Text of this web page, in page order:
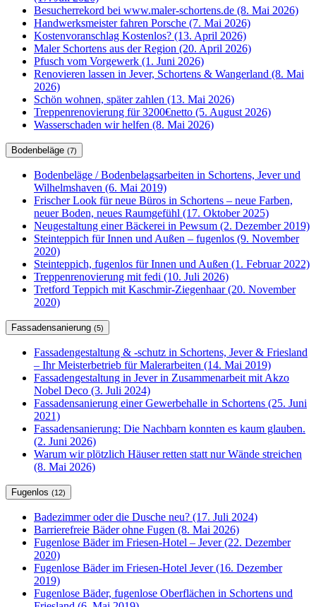
Besucherrekord bei www.maler-schortens.de (8. Mai 2026)
Handwerksmeister fahren Porsche (7. Mai 2026)
Kostenvoranschlag Kostenlos? (13. April 2026)
Maler Schortens aus der Region (20. April 2026)
Pfusch vom Vorgewerk (1. Juni 2026)
Renovieren lassen in Jever, Schortens & Wangerland (8. Mai
2026)
Schön wohnen, später zahlen (13. Mai 2026)
Treppenrenovierung für 3200€netto (5. August 2026)
Wasserschaden wir helfen (8. Mai 2026)
Bodenbeläge (7)
Bodenbeläge / Bodenbelagsarbeiten in Schortens, Jever und
Wilhelmshaven (6. Mai 2019)
Frischer Look für neue Büros in Schortens – neue Farben,
neuer Boden, neues Raumgefühl (17. Oktober 2025)
Neugestaltung einer Bäckerei in Pewsum (2. Dezember 2019)
Steinteppich für Innen und Außen – fugenlos (9. November
2020)
Steinteppich, fugenlos für Innen und Außen (1. Februar 2022)
Treppenrenovierung mit fedi (10. Juli 2026)
Tretford Teppich mit Kaschmir-Ziegenhaar (20. November
2020)
Fassadensanierung (5)
Fassadengestaltung & -schutz in Schortens, Jever & Friesland
– Ihr Meisterbetrieb für Malerarbeiten (14. Mai 2019)
Fassadengestaltung in Jever in Zusammenarbeit mit Akzo
Nobel Deco (3. Juli 2024)
Fassadensanierung einer Gewerbehalle in Schortens (25. Juni
2021)
Fassadensanierung: Die Nachbarn konnten es kaum glauben.
(2. Juni 2026)
Warum wir plötzlich Häuser retten statt nur Wände streichen
(8. Mai 2026)
Fugenlos (12)
Badezimmer oder die Dusche neu? (17. Juli 2024)
Barrierefreie Bäder ohne Fugen (8. Mai 2026)
Fugenlose Bäder im Friesen-Hotel – Jever (22. Dezember
2020)
Fugenlose Bäder im Friesen-Hotel Jever (16. Dezember
2019)
Fugenlose Bäder, fugenlose Oberflächen in Schortens und